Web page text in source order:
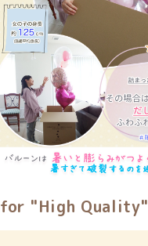
for "High Quality"